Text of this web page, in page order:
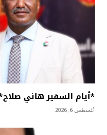
*أيام السفير هاني
أغسطس 6, 2026